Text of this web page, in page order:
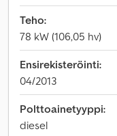
Teho:
78 kW (106,05 hv)
Ensirekisteröinti:
04/2013
Polttoainetyyppi:
diesel